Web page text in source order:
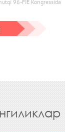
96-FIE Kongressida